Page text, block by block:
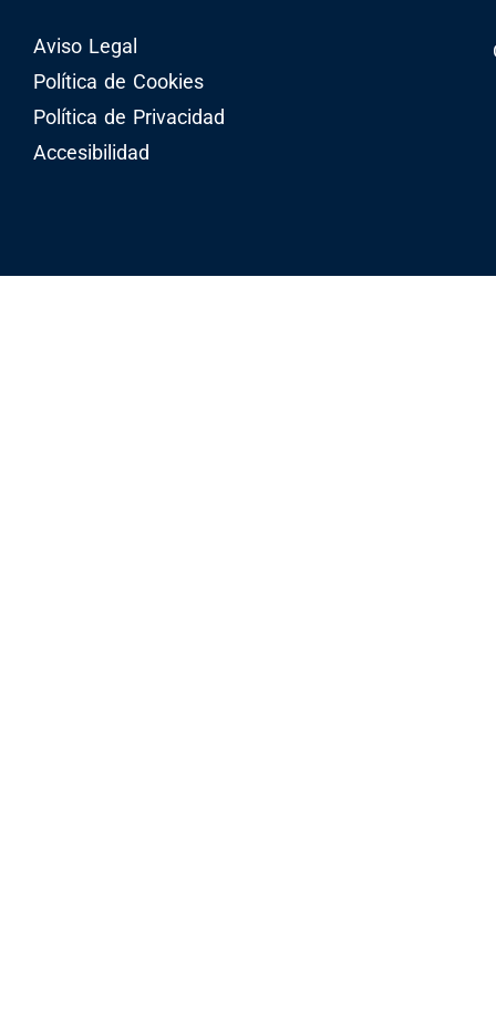
Aviso Legal
Política de Cookies
Política de Privacidad
Accesibilidad